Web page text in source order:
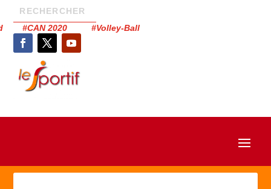
#CAN 2020 #Volley-Ball